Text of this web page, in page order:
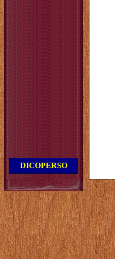
DICOPERSO